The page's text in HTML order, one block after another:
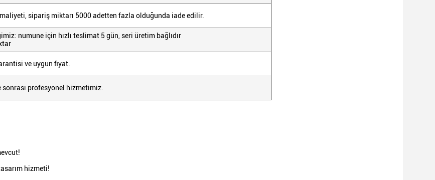
maliyeti, sipariş miktarı 5000 adetten fazla olduğunda iade edilir.
numune için hızlı teslimat 5 gün, seri üretim bağlıdır
ve uygun fiyat.
sonrası profesyonel hizmetimiz.
hizmeti!